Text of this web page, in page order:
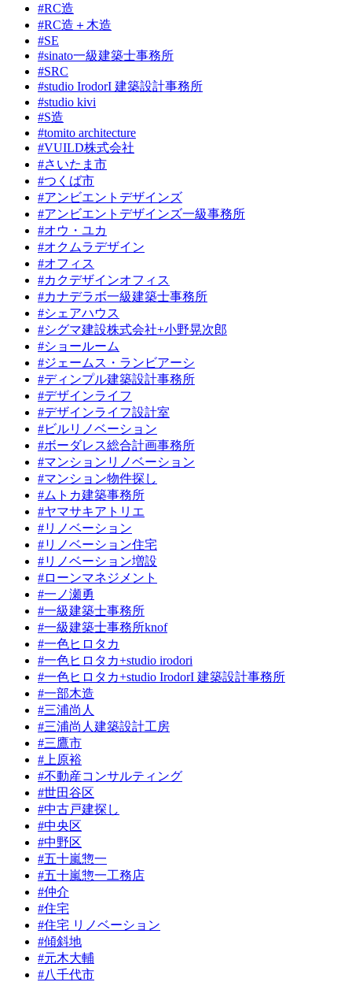
#RC造
#RC造＋木造
#SE
#sinato一級建築士事務所
#SRC
#studio IrodorI 建築設計事務所
#studio kivi
#S造
#tomito architecture
#VUILD株式会社
#さいたま市
#つくば市
#アンビエントデザインズ
#アンビエントデザインズ一級事務所
#オウ・ユカ
#オクムラデザイン
#オフィス
#カクデザインオフィス
#カナデラボ一級建築士事務所
#シェアハウス
#シグマ建設株式会社+小野晃次郎
#ショールーム
#ジェームス・ランビアーシ
#ディンプル建築設計事務所
#デザインライフ
#デザインライフ設計室
#ビルリノベーション
#ボーダレス総合計画事務所
#マンションリノベーション
#マンション物件探し
#ムトカ建築事務所
#ヤマサキアトリエ
#リノベーション
#リノベーション住宅
#リノベーション増設
#ローンマネジメント
#一ノ瀬勇
#一級建築士事務所
#一級建築士事務所knof
#一色ヒロタカ
#一色ヒロタカ+studio irodori
#一色ヒロタカ+studio IrodorI 建築設計事務所
#一部木造
#三浦尚人
#三浦尚人建築設計工房
#三鷹市
#上原裕
#不動産コンサルティング
#世田谷区
#中古戸建探し
#中央区
#中野区
#五十嵐惣一
#五十嵐惣一工務店
#仲介
#住宅
#住宅 リノベーション
#傾斜地
#元木大輔
#八千代市